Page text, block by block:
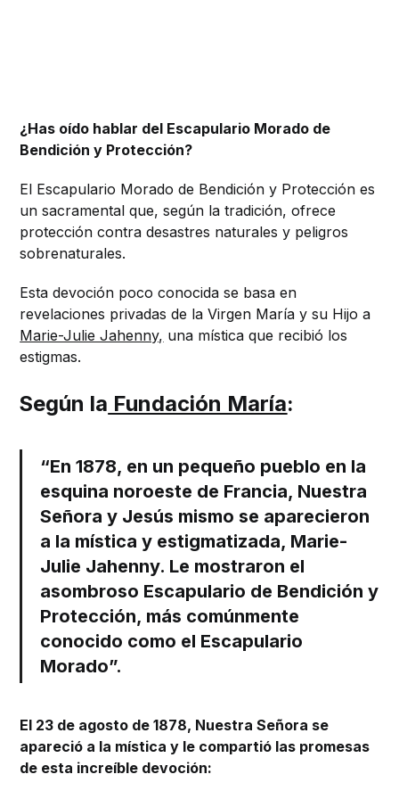
¿Has oído hablar del Escapulario Morado de
Bendición y Protección?
El Escapulario Morado de Bendición y Protección es
un sacramental que, según la tradición, ofrece
protección contra desastres naturales y peligros
sobrenaturales.
Esta devoción poco conocida se basa en
revelaciones privadas de la Virgen María y su Hijo a
Marie-Julie Jahenny, una mística que recibió los
estigmas.
Según la Fundación María:
“En 1878, en un pequeño pueblo en la
esquina noroeste de Francia, Nuestra
Señora y Jesús mismo se aparecieron
a la mística y estigmatizada, Marie-
Julie Jahenny. Le mostraron el
asombroso Escapulario de Bendición y
Protección, más comúnmente
conocido como el Escapulario
Morado”.
El 23 de agosto de 1878, Nuestra Señora se
apareció a la mística y le compartió las promesas
de esta increíble devoción: